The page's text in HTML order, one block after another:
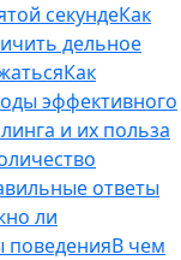
секундеКак
дельное
Как
эффективного
и их польза
ответы
ли
поведенияВ чем